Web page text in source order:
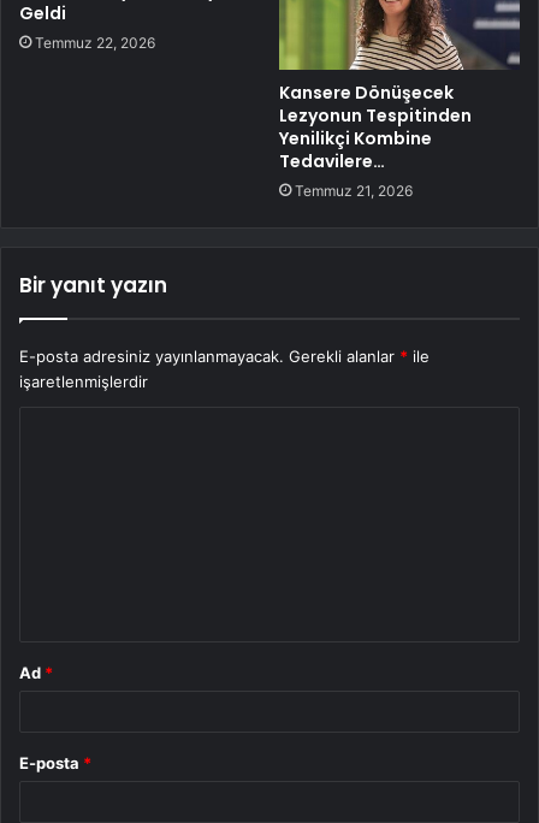
Geldi
Temmuz 22, 2026
Kansere Dönüşecek
Lezyonun Tespitinden
Yenilikçi Kombine
Tedavilere…
Temmuz 21, 2026
Bir yanıt yazın
E-posta adresiniz yayınlanmayacak. Gerekli alanlar * ile
işaretlenmişlerdir
Ad *
E-posta *